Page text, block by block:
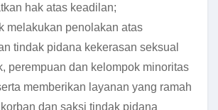
hak atas keadilan;
melakukan penolakan atas
tindak pidana kekerasan seksual
perempuan dan kelompok minoritas
memberikan layanan yang ramah
dan saksi tindak pidana